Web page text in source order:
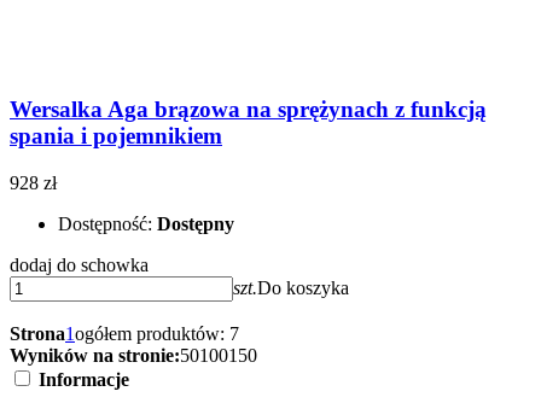
Wersalka Aga brązowa na sprężynach z funkcją
spania i pojemnikiem
928 zł
Dostępność: Dostępny
dodaj do schowka
szt.Do koszyka
Strona1ogółem produktów: 7
Wyników na stronie:50100150
Informacje